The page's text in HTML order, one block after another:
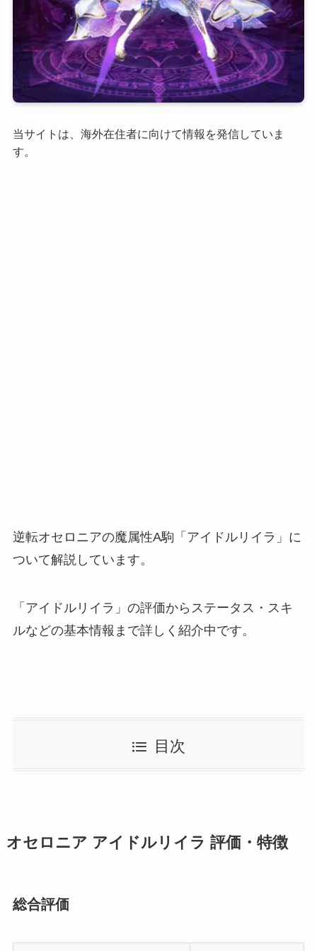
当サイトは、海外在住者に向けて情報を発信していま
す。
逆転オセロニアの魔属性A駒「アイドルリイラ」に
ついて解説しています。
「アイドルリイラ」の評価からステータス・スキ
ルなどの基本情報まで詳しく紹介中です。
目次
オセロニア アイドルリイラ 評価・特徴
総合評価